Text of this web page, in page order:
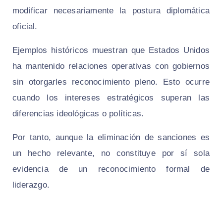
modificar necesariamente la postura diplomática
oficial.
Ejemplos históricos muestran que Estados Unidos
ha mantenido relaciones operativas con gobiernos
sin otorgarles reconocimiento pleno. Esto ocurre
cuando los intereses estratégicos superan las
diferencias ideológicas o políticas.
Por tanto, aunque la eliminación de sanciones es
un hecho relevante, no constituye por sí sola
evidencia de un reconocimiento formal de
liderazgo.